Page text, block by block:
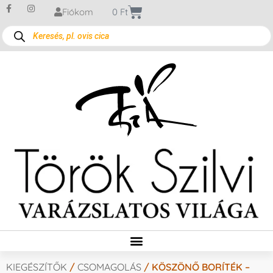
Fiókom 0 Ft
KIEGÉSZÍTŐK / CSOMAGOLÁS / KÖSZÖNŐ BORÍTÉK –